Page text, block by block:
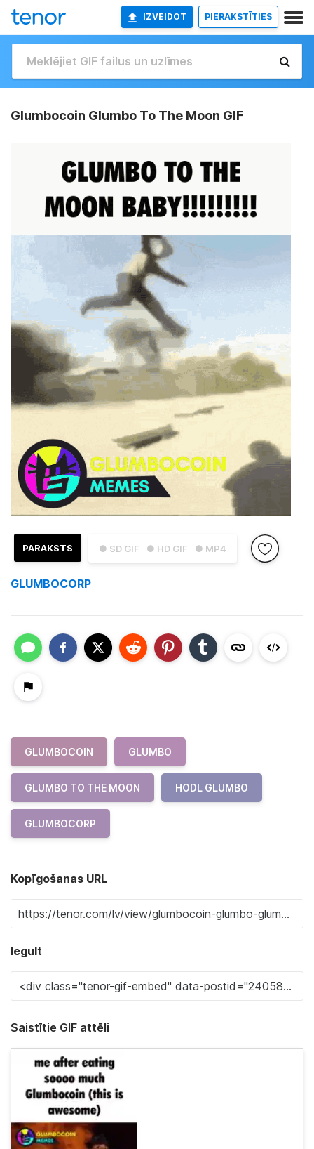
IZVEIDOT PIERAKSTĪTIES
Glumbocoin Glumbo To The Moon GIF
● SD GIF ● HD GIF ● MP4
PARAKSTS
GLUMBOCORP
GLUMBOCOIN GLUMBO
GLUMBO TO THE MOON HODL GLUMBO
GLUMBOCORP
Kopīgošanas URL
Iegult
Saistītie GIF attēli